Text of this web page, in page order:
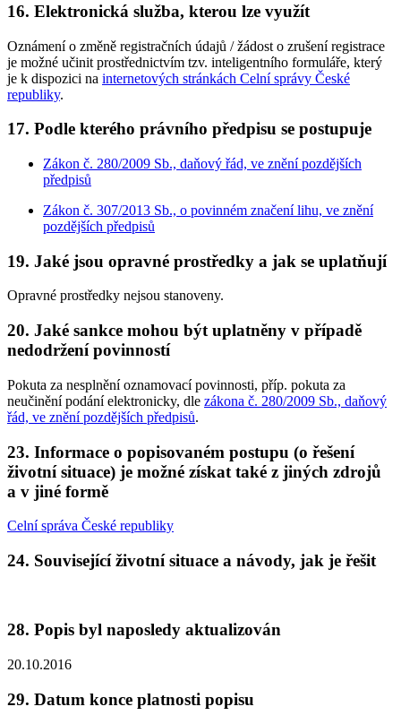
16. Elektronická služba, kterou lze využít
Oznámení o změně registračních údajů / žádost o zrušení registrace
je možné učinit prostřednictvím tzv. inteligentního formuláře, který
je k dispozici na internetových stránkách Celní správy České
republiky.
17. Podle kterého právního předpisu se postupuje
Zákon č. 280/2009 Sb., daňový řád, ve znění pozdějších
předpisů
Zákon č. 307/2013 Sb., o povinném značení lihu, ve znění
pozdějších předpisů
19. Jaké jsou opravné prostředky a jak se uplatňují
Opravné prostředky nejsou stanoveny.
20. Jaké sankce mohou být uplatněny v případě
nedodržení povinností
Pokuta za nesplnění oznamovací povinnosti, příp. pokuta za
neučinění podání elektronicky, dle zákona č. 280/2009 Sb., daňový
řád, ve znění pozdějších předpisů.
23. Informace o popisovaném postupu (o řešení
životní situace) je možné získat také z jiných zdrojů
a v jiné formě
Celní správa České republiky
24. Související životní situace a návody, jak je řešit
28. Popis byl naposledy aktualizován
20.10.2016
29. Datum konce platnosti popisu